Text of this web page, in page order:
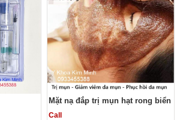
Mặt nạ đắp trị mụn hạt rong biển
Call